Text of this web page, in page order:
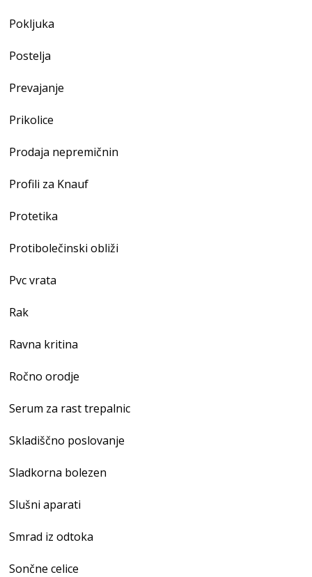
Pokljuka
Postelja
Prevajanje
Prikolice
Prodaja nepremičnin
Profili za Knauf
Protetika
Protibolečinski obliži
Pvc vrata
Rak
Ravna kritina
Ročno orodje
Serum za rast trepalnic
Skladiščno poslovanje
Sladkorna bolezen
Slušni aparati
Smrad iz odtoka
Sončne celice